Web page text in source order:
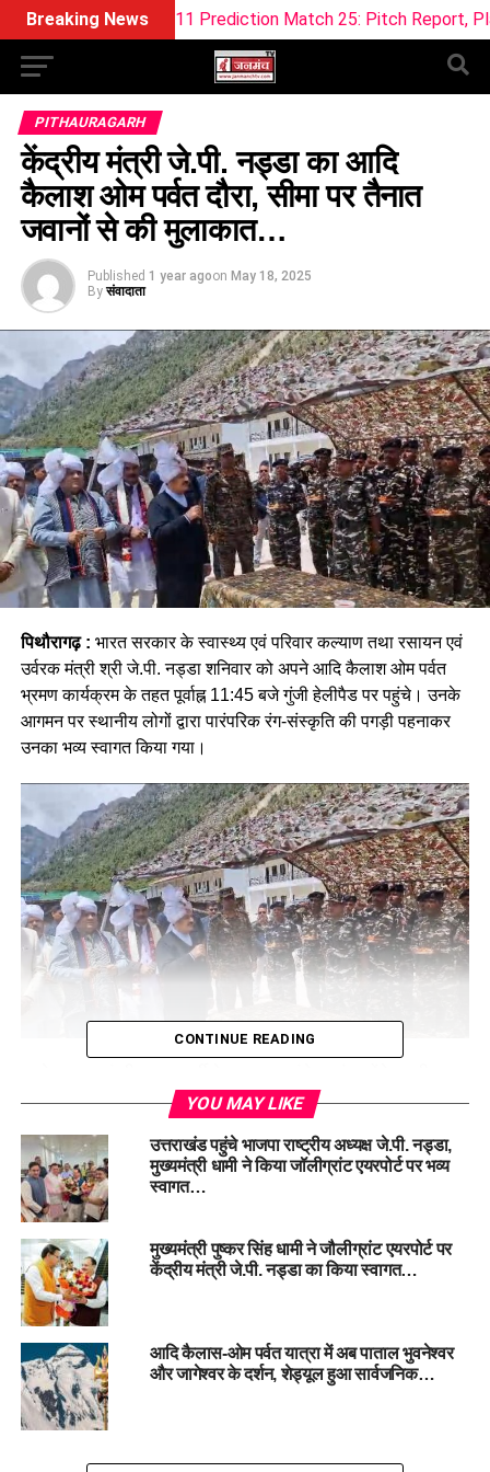
Breaking News
Prediction Match 25: Pitch Report, Playing 11 &
PITHAURAGARH
केंद्रीय मंत्री जे.पी. नड्डा का आदि
कैलाश ओम पर्वत दौरा, सीमा पर तैनात
जवानों से की मुलाकात…
Published 1 year agoon May 18, 2025
By संवादाता
पिथौरागढ़ : भारत सरकार के स्वास्थ्य एवं परिवार कल्याण तथा रसायन एवं
उर्वरक मंत्री श्री जे.पी. नड्डा शनिवार को अपने आदि कैलाश ओम पर्वत
भ्रमण कार्यक्रम के तहत पूर्वाह्न 11:45 बजे गुंजी हेलीपैड पर पहुंचे। उनके
आगमन पर स्थानीय लोगों द्वारा पारंपरिक रंग-संस्कृति की पगड़ी पहनाकर
उनका भव्य स्वागत किया गया।
सेना, आईटीबीपी और एसएसबी के अधिकारियों व जवानों से मुलाकात की।
ली और दुर्गम पर्वतीय क्षेत्र में तैनात जवानों के साहस, कर्तव्यनिष्ठा और सेवा
भावना की प्रशंसा की।
CONTINUE READING
YOU MAY LIKE
उत्तराखंड पहुंचे भाजपा राष्ट्रीय अध्यक्ष जे.पी. नड्डा,
मुख्यमंत्री धामी ने किया जॉलीग्रांट एयरपोर्ट पर भव्य
स्वागत…
मुख्यमंत्री पुष्कर सिंह धामी ने जौलीग्रांट एयरपोर्ट पर
केंद्रीय मंत्री जे.पी. नड्डा का किया स्वागत…
आदि कैलास-ओम पर्वत यात्रा में अब पाताल भुवनेश्वर
और जागेश्वर के दर्शन, शेड्यूल हुआ सार्वजनिक…